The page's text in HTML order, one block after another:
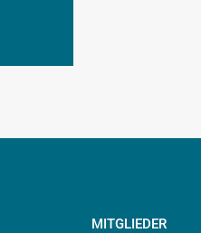
MITGLIEDER